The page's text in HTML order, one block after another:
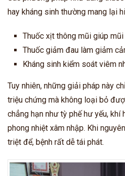
hay kháng sinh thường mang lại
Thuốc xịt thông mũi giúp
Thuốc giảm đau làm giảm
Kháng sinh kiểm soát viêm
Tuy nhiên, những giải pháp này
triệu chứng mà không loại bỏ
chẳng hạn như tỳ phế hư yếu, khí
phong nhiệt xâm nhập. Khi
triệt để, bệnh rất dễ tái phát.